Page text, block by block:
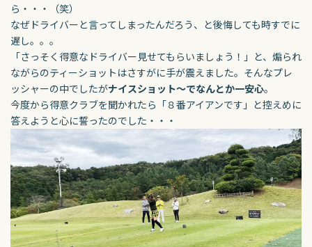
ら・・・（笑）
なぜドライバーと言ってしまったんだろう、と後悔しても時すでに
遅し。。。
「さっそく得意なドライバー見せてもらいましょう！」と、煽られ
ながらのティーショットはさすがに手が震えました。 そんなプレ
ッシャーの中でしたがナイスショット～でなんとか一安心。
今度から得意クラブを聞かれたら「８番アイアンです」と控えめに
答えようと心に誓ったのでした・・・